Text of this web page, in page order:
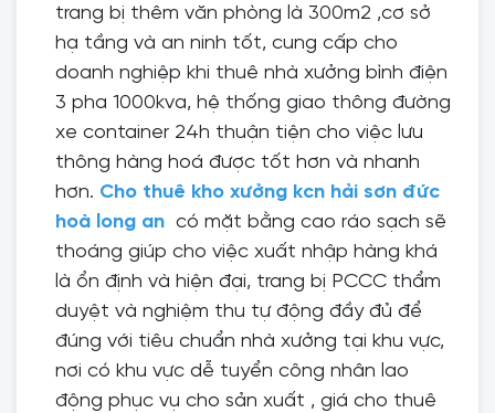
trang bị thêm văn phòng là 300m2 ,cơ sở
hạ tầng và an ninh tốt, cung cấp cho
doanh nghiệp khi thuê nhà xưởng bình điện
3 pha 1000kva, hệ thống giao thông đường
xe container 24h thuận tiện cho việc lưu
thông hàng hoá được tốt hơn và nhanh
hơn. Cho thuê kho xưởng kcn hải sơn đức
hoà long an có mặt bằng cao ráo sạch sẽ
thoáng giúp cho việc xuất nhập hàng khá
là ổn định và hiện đại, trang bị PCCC thẩm
duyệt và nghiệm thu tự động đầy đủ để
đúng với tiêu chuẩn nhà xưởng tại khu vực,
nơi có khu vực dễ tuyển công nhân lao
động phục vụ cho sản xuất , giá cho thuê